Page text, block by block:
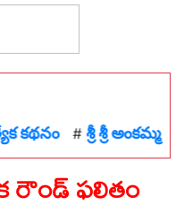
#శ్రీ శ్రీ అంకమ్మ తల్లిని
రౌండ్ ఫలితం